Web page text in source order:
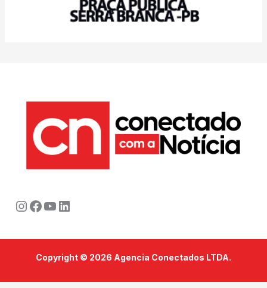
Instagram
Facebook
Youtube
LinkedIn
Copyright © 2026 Agencia Conectados LTDA.